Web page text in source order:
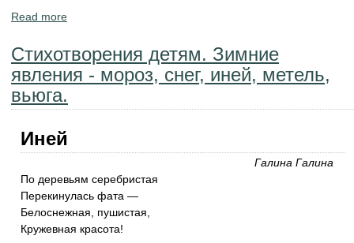
Read more
Стихотворения детям. Зимние
явления - мороз, снег, иней, метель,
вьюга.
Иней
Галина Галина
По деревьям серебристая
Перекинулась фата —
Белоснежная, пушистая,
Кружевная красота!